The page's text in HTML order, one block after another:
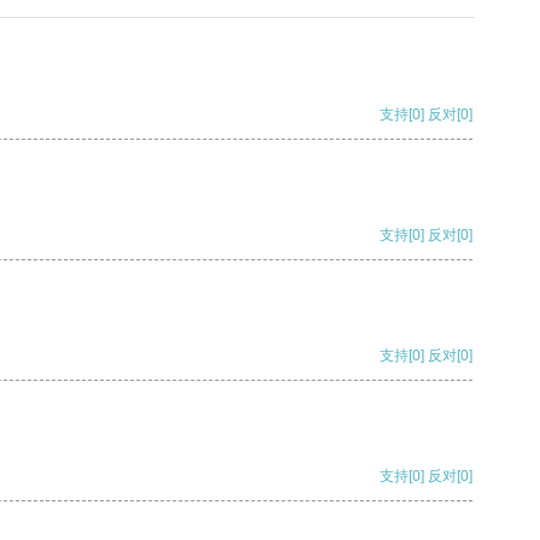
支持[0] 反对[0]
支持[0] 反对[0]
支持[0] 反对[0]
支持[0] 反对[0]